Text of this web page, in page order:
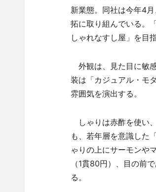
新業態。同社は今年4
拓に取り組んでいる。
しゃれなすし屋」を目
外観は、見た目に敏
装は「カジュアル・モ
雰囲気を演出する。
しゃりは赤酢を使い
も、若年層を意識した
ゃりの上にサーモンや
（1貫80円）、目の前
る。